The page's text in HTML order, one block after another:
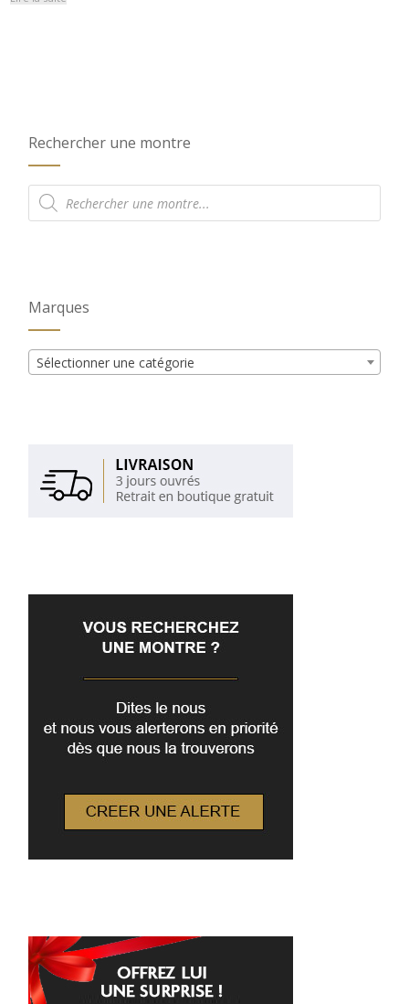
Rechercher une montre
Recherche
de
produits
Marques
Sélectionner une catégorie